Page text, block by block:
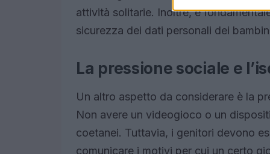
attività solitarie. Inoltre, è
sicurezza dei dati personali dei
La pressione sociale e
Un altro aspetto da considerare è la
Non avere un videogioco o un
coetanei. Tuttavia, i genitori devono
comunicare i motivi per cui un certo